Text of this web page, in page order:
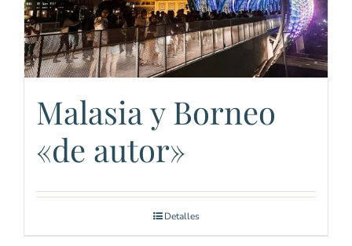
Malasia y Borneo
«de autor»
Detalles